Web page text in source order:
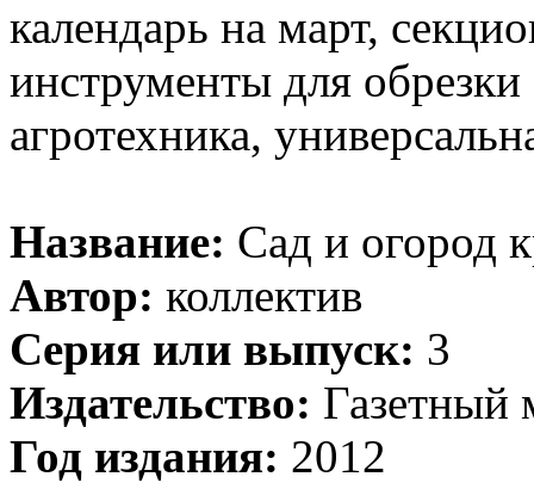
календарь на март,
инструменты для
агротехника,
Название: Сад и огород
Автор: коллектив
Серия или выпуск: 3
Издательство: Газетный
Год издания: 2012